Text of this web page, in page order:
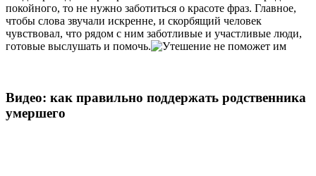
покойного, то не нужно заботиться о красоте фраз. Главное,
чтобы слова звучали искренне, и скорбящий человек
чувствовал, что рядом с ним заботливые и участливые люди,
готовые выслушать и помочь.
Видео: как правильно поддержать родственника
умершего